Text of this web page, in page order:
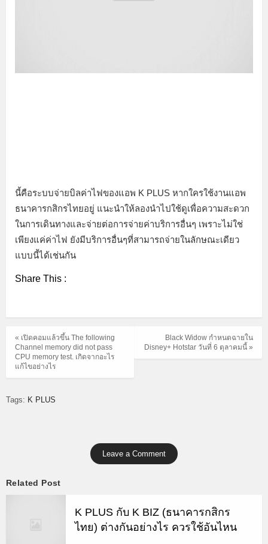
นี้คือระบบจ่ายบิลค่าไฟของแอพ K PLUS หากใครใช้งานแอพ
ธนาคารกสิกรไทยอยู่ แนะนำให้ลองนำไปใช้ดูเพื่อความสะดวก
ในการเดินทางและจ่ายต่อการจ่ายค่าบริการอื่นๆ เพราะไม่ใช่
เพียงแค่ค่าไฟ ยังมีบริการอื่นๆที่สามารถจ่ายในลักษณะเดียว
แบบนี้ได้เช่นกัน
Share This :
Black Widow กำหนดฉายใน
Disney+ Hotstar วันที่ 6 ตุลาคมนี้ »
« เปิดคอมแล้วขึ้น The following
Channel memory did not pass
CPU memory test. เกิดจากอะไร
แก้ไขอย่างไร
Tags: K PLUS
Leave a Comment
Related Post
K PLUS กับ K BIZ (ธนาคารกสิกร
ไทย) ต่างกันอย่างไร ควรใช้อันไหน